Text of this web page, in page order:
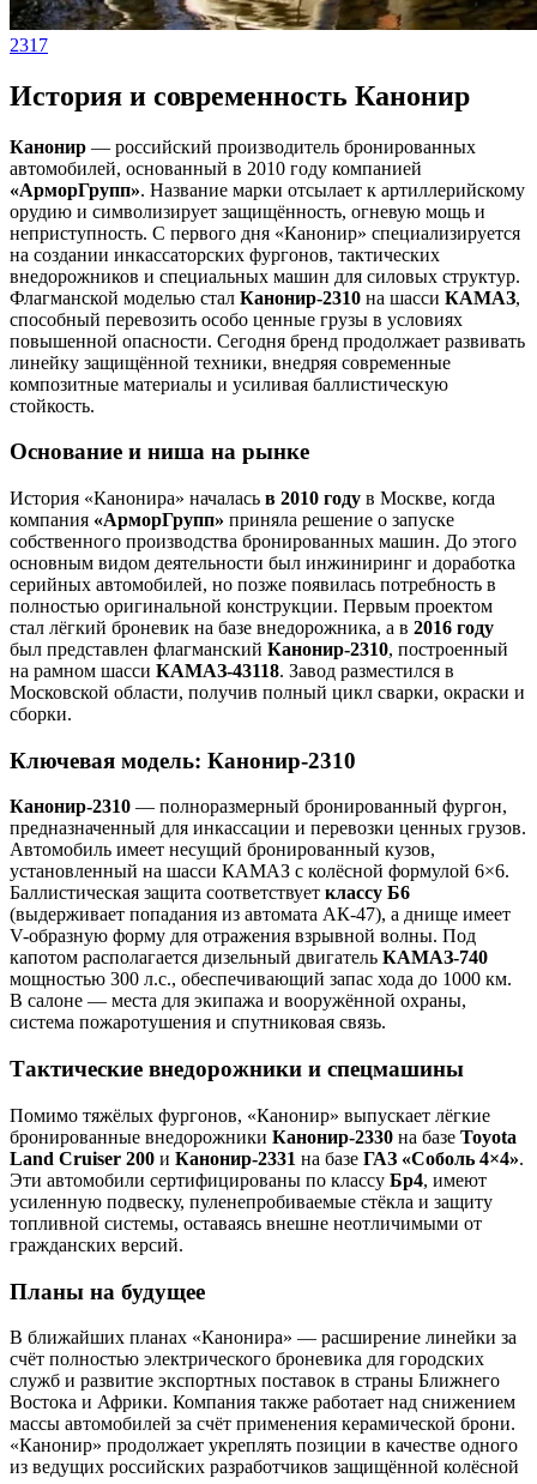
2317
История и современность Канонир
Канонир — российский производитель бронированных
автомобилей, основанный в 2010 году компанией
«АрморГрупп». Название марки отсылает к артиллерийскому
орудию и символизирует защищённость, огневую мощь и
неприступность. С первого дня «Канонир» специализируется
на создании инкассаторских фургонов, тактических
внедорожников и специальных машин для силовых структур.
Флагманской моделью стал Канонир-2310 на шасси КАМАЗ,
способный перевозить особо ценные грузы в условиях
повышенной опасности. Сегодня бренд продолжает развивать
линейку защищённой техники, внедряя современные
композитные материалы и усиливая баллистическую
стойкость.
Основание и ниша на рынке
История «Канонира» началась в 2010 году в Москве, когда
компания «АрморГрупп» приняла решение о запуске
собственного производства бронированных машин. До этого
основным видом деятельности был инжиниринг и доработка
серийных автомобилей, но позже появилась потребность в
полностью оригинальной конструкции. Первым проектом
стал лёгкий броневик на базе внедорожника, а в 2016 году
был представлен флагманский Канонир-2310, построенный
на рамном шасси КАМАЗ-43118. Завод разместился в
Московской области, получив полный цикл сварки, окраски и
сборки.
Ключевая модель: Канонир-2310
Канонир-2310 — полноразмерный бронированный фургон,
предназначенный для инкассации и перевозки ценных грузов.
Автомобиль имеет несущий бронированный кузов,
установленный на шасси КАМАЗ с колёсной формулой 6×6.
Баллистическая защита соответствует классу Б6
(выдерживает попадания из автомата АК-47), а днище имеет
V-образную форму для отражения взрывной волны. Под
капотом располагается дизельный двигатель КАМАЗ-740
мощностью 300 л.с., обеспечивающий запас хода до 1000 км.
В салоне — места для экипажа и вооружённой охраны,
система пожаротушения и спутниковая связь.
Тактические внедорожники и спецмашины
Помимо тяжёлых фургонов, «Канонир» выпускает лёгкие
бронированные внедорожники Канонир-2330 на базе Toyota
Land Cruiser 200 и Канонир-2331 на базе ГАЗ «Соболь 4×4».
Эти автомобили сертифицированы по классу Бр4, имеют
усиленную подвеску, пуленепробиваемые стёкла и защиту
топливной системы, оставаясь внешне неотличимыми от
гражданских версий.
Планы на будущее
В ближайших планах «Канонира» — расширение линейки за
счёт полностью электрического броневика для городских
служб и развитие экспортных поставок в страны Ближнего
Востока и Африки. Компания также работает над снижением
массы автомобилей за счёт применения керамической брони.
«Канонир» продолжает укреплять позиции в качестве одного
из ведущих российских разработчиков защищённой колёсной